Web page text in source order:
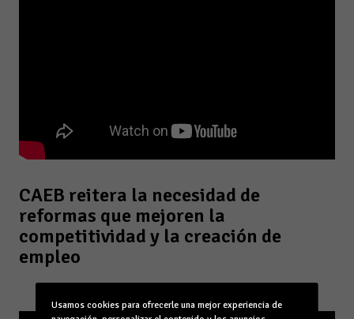
CAEB reitera la necesidad de
reformas que mejoren la
competitividad y la creación de
empleo
Usamos cookies para ofrecerle una mejor experiencia de